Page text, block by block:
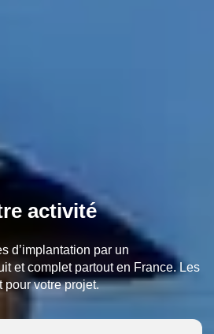
activité
d’implantation par un
et complet partout en France. Les
pour votre projet.